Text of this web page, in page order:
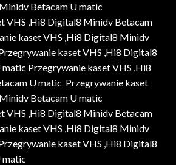
Betacam U matic
VHS ,Hi8 Digital8 Minidv Betacam
kaset VHS ,Hi8 Digital8 Minidv
kaset VHS ,Hi8 Digital8
Przegrywanie kaset VHS ,Hi8
U matic Przegrywanie kaset
Betacam U matic
VHS ,Hi8 Digital8 Minidv Betacam
kaset VHS ,Hi8 Digital8 Minidv
kaset VHS ,Hi8 Digital8
matic